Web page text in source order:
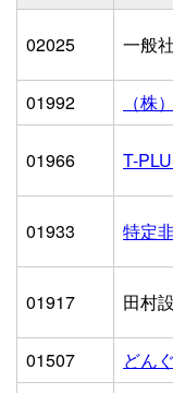
02025 一般
01992
（株
01966 T-
01933 特定
01917 田村
01507
どん